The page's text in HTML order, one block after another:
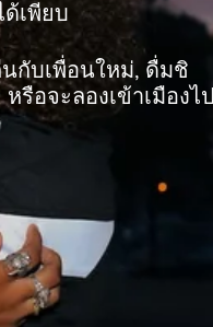
เพียบ
นกับเพื่อนใหม่, ดื่มชิ
รือจะลองเข้าเมืองไป